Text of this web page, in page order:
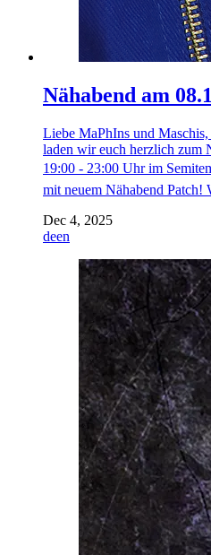
Nähabend am
Liebe MaPhIns und
laden wir euch herzlich zum
19:00 - 23:00 Uhr im
mit neuem Nähabend Patch!
Dec 4, 2025
deen